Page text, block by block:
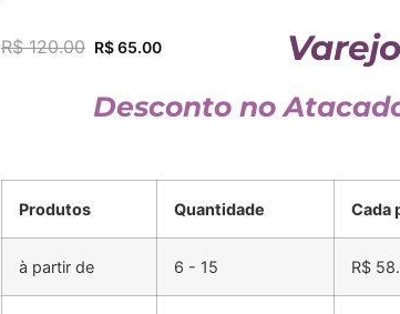
R$120.00 R$65.00 Varejo
Desconto no
Produtos Quantidade Cada
à partir de 6 - 15 R$